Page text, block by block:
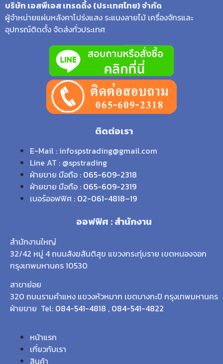
บริษัท เอสพีเอส เทรดดิ้ง (ประเทศไทย) จำกัด
ผู้จำหน่ายแผ่นหลังคาโปร่งแสง ระแนงลายไม้ เครื่องจักรและ
อุปกรณ์ติดตั้ง จัดส่งทั่วประเทศ
ติดต่อเรา
E-Mail : infospstrading@gmail.com
Line AT : @spstrading
ฝ่ายขาย มือถือ : 065-609-2318
ฝ่ายขาย มือถือ : 065-609-2319
เบอร์ออฟฟิศ : 02-061-4818–19
ออฟฟิศ : สำนักงาน
สำนักงานใหญ่
32/42 หมู่ 4 ถนนสังฆสันติสุข แขวงกระทุ่มราย เขตหนองจอก
กรุงเทพมหานคร 10530
สาขาย่อย
320 ถนนรามคำแหง แขวงหัวหมาก เขตบางกะปิ กรุงเทพมหานคร
ฝ่ายขาย Tel: 084-541-4818 , 084-541-4822
หน้าแรก
เกี่ยวกับเรา
สินค้า